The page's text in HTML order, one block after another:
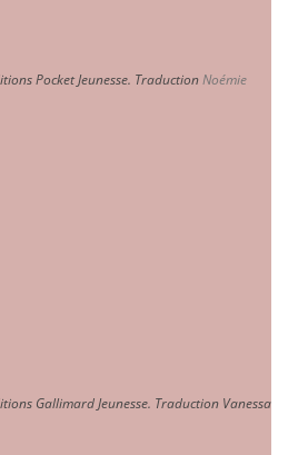
Pocket Jeunesse. TraductionNoémie
Gallimard Jeunesse. Traduction Vanessa